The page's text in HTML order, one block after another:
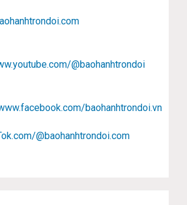
@baohanhtrondoi
baohanhtrondoi.vn
@baohanhtrondoi.com